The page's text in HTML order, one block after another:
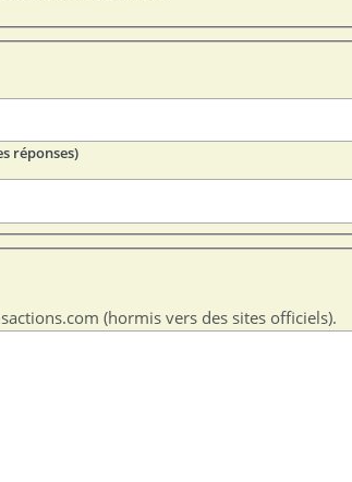
réponses)
(hormis vers des sites officiels).